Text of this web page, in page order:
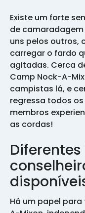
Existe um forte
de
uns pelos outros,
carregar o fardo
agitadas. Cerca
Camp Nock-A-
campistas lá, e
regressa todos
membros
as cordas!
Há um papel